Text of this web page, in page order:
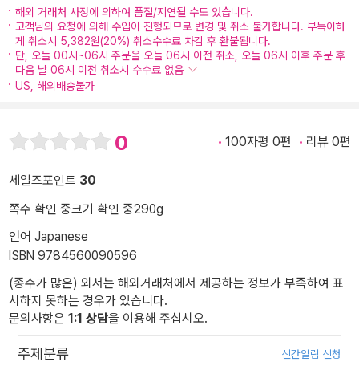
해외 거래처 사정에 의하여 품절/지연될 수도 있습니다.
고객님의 요청에 의해 수입이 진행되므로 변경 및 취소 불가합니다. 부득이하
게 취소시 5,382원(20%) 취소수수료 차감 후 환불됩니다.
단, 오늘 00시~06시 주문을 오늘 06시 이전 취소, 오늘 06시 이후 주문 후
다음 날 06시 이전 취소시 수수료 없음
US, 해외배송불가
0 100자평 0편 리뷰 0편
세일즈포인트 30
쪽수 확인 중크기 확인 중290g
언어 Japanese
ISBN 9784560090596
(종수가 많은) 외서는 해외거래처에서 제공하는 정보가 부족하여 표
시하지 못하는 경우가 있습니다.
문의사항은 1:1 상담을 이용해 주십시오.
주제분류 신간알림 신청